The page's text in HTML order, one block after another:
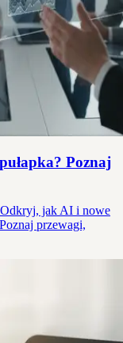
Poznaj
jak AI i nowe
przewagi,